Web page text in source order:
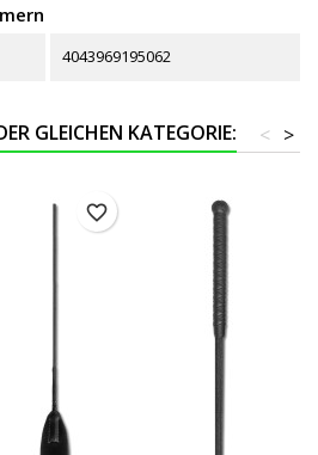
4043969195062
GLEICHEN KATEGORIE: >
<
favorite_border